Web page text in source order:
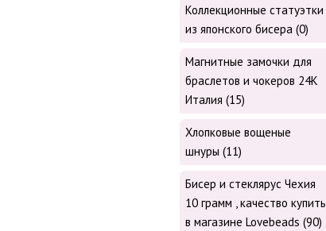
Коллекционные статуэтки
из японского бисера (0)
Магнитные замочки для
браслетов и чокеров 24К
Италия (15)
Хлопковые вощеные
шнуры (11)
Бисер и стеклярус Чехия
10 грамм , качество купить
в магазине Lovebeads (90)